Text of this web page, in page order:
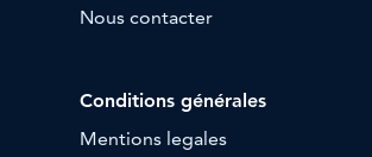
Nous contacter
Conditions générales
Mentions legales